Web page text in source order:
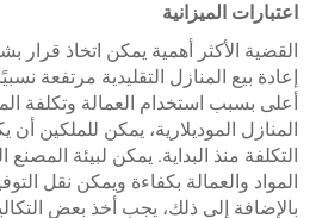
اعتبارات الميزانية
القضية الأكثر أهمية يمكن اتخاذ قرار
إعادة بيع المنازل التقليدية مرتفعة
أعلى بسبب استخدام العمالة وتكلفة
المنازل الموديلارية، يمكن للملكين
التكلفة منذ البداية. يمكن لبيئة
المواد والعمالة بكفاءة ويمكن نقل
بالإضافة إلى ذلك، يجب أخذ بعض